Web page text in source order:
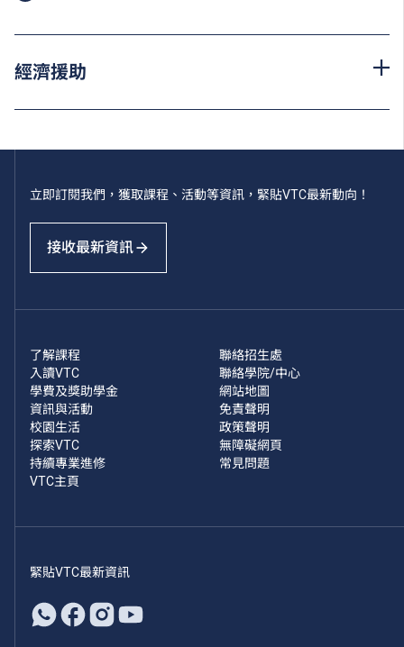
為增強對學生的學習支援，學院或會要求部分學生修讀
經濟援助
立即訂閱我們，獲取課程、活動等資訊，緊貼VTC最新動向！
接收最新資訊
了解課程
入讀VTC
學費及獎助學金
資訊與活動
校園生活
探索VTC
持續專業進修
VTC主頁
聯絡招生處
聯絡學院/中心
網站地圖
免責聲明
政策聲明
無障礙網頁
常見問題
緊貼VTC最新資訊